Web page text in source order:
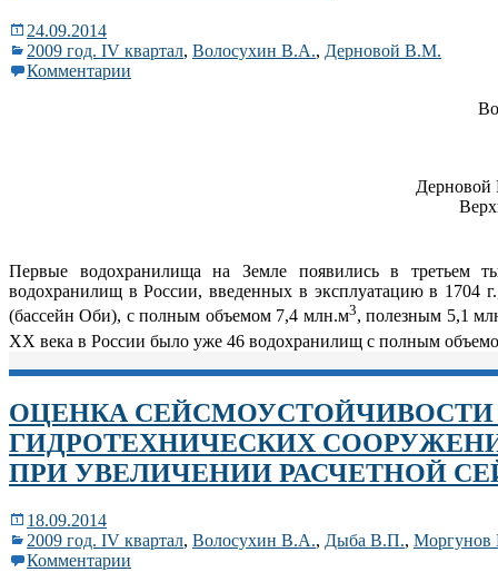
24.09.2014
2009 год. IV квартал, Волосухин В.А., Дерновой В.М.
Комментарии
Дерновой
Первые водохранилища на Земле появились в
водохранилищ в России, введенных в эксплуатацию в 1704
(бассейн Оби), с полным объемом 7,4 млн.м3, полезным 5,1
ХХ века в России было уже 46 водохранилищ с полным
ОЦЕНКА СЕЙСМОУСТОЙЧИВОСТИ
ГИДРОТЕХНИЧЕСКИХ
ПРИ УВЕЛИЧЕНИИ РАСЧЕТНОЙ
18.09.2014
2009 год. IV квартал, Волосухин В.А., Дыба В.П.,
Комментарии